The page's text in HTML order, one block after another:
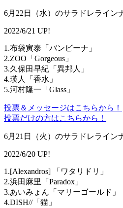
6月22日（水）のサラドレライン
2022/6/21 UP!
1.布袋寅泰「バンビーナ」
2.ZOO「Gorgeous」
3.久保田早紀「異邦人」
4.瑛人「香水」
5.河村隆一「Glass」
投票＆メッセージはこちらから！
投票だけの方はこちらから！
6月21日（火）のサラドレライン
2022/6/20 UP!
1.[Alexandros] 「ワタリドリ」
2.浜田麻里「Paradox」
3.あいみょん「マリーゴールド」
4.DISH//「猫」